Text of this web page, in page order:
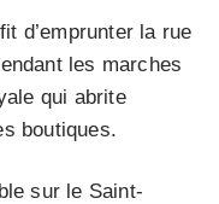
d’emprunter la rue
les marches
qui abrite
boutiques.
sur le Saint-